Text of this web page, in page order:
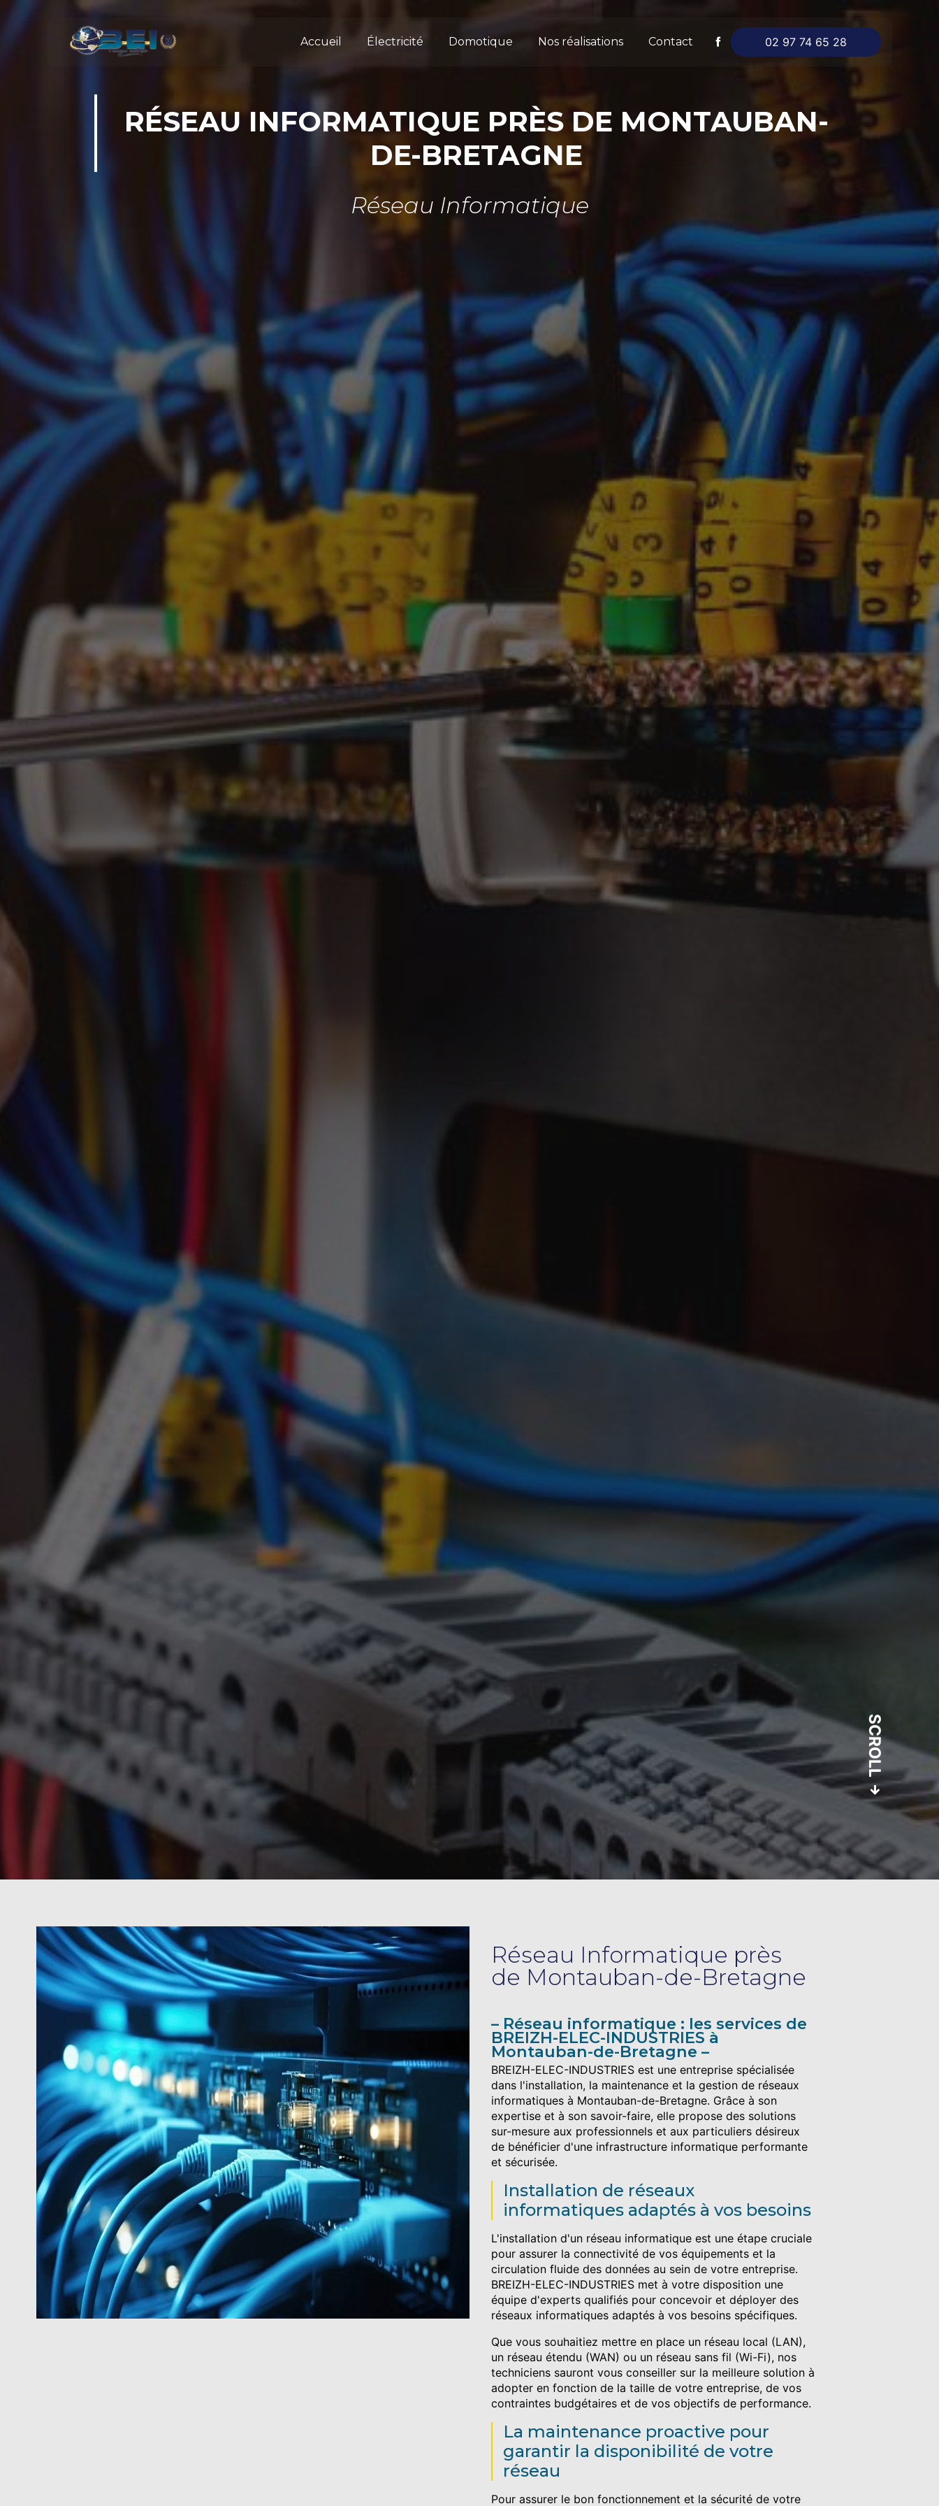
Accueil Électricité Domotique Nos réalisations Contact 02 97 74 65 28
RÉSEAU INFORMATIQUE PRÈS DE MONTAUBAN-
DE-BRETAGNE
Réseau Informatique
SCROLL
Réseau Informatique près
de Montauban-de-Bretagne
Réseau informatique : les services de
BREIZH-ELEC-INDUSTRIES à
Montauban-de-Bretagne
BREIZH-ELEC-INDUSTRIES est une entreprise spécialisée
dans l'installation, la maintenance et la gestion de réseaux
informatiques à Montauban-de-Bretagne. Grâce à son
expertise et à son savoir-faire, elle propose des solutions
sur-mesure aux professionnels et aux particuliers désireux
de bénéficier d'une infrastructure informatique performante
et sécurisée.
Installation de réseaux
informatiques adaptés à vos besoins
L'installation d'un réseau informatique est une étape cruciale
pour assurer la connectivité de vos équipements et la
circulation fluide des données au sein de votre entreprise.
BREIZH-ELEC-INDUSTRIES met à votre disposition une
équipe d'experts qualifiés pour concevoir et déployer des
réseaux informatiques adaptés à vos besoins spécifiques.
Que vous souhaitiez mettre en place un réseau local (LAN),
un réseau étendu (WAN) ou un réseau sans fil (Wi-Fi), nos
techniciens sauront vous conseiller sur la meilleure solution à
adopter en fonction de la taille de votre entreprise, de vos
contraintes budgétaires et de vos objectifs de performance.
La maintenance proactive pour
garantir la disponibilité de votre
réseau
Pour assurer le bon fonctionnement et la sécurité de votre
Panneau de gestion des cookies